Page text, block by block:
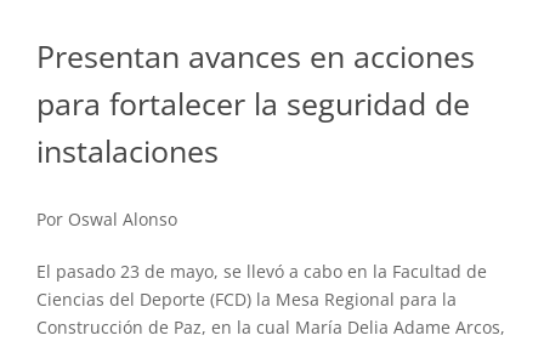
Presentan avances en acciones
para fortalecer la seguridad de
instalaciones
Por Oswal Alonso
El pasado 23 de mayo, se llevó a cabo en la Facultad de
Ciencias del Deporte (FCD) la Mesa Regional para la
Construcción de Paz, en la cual María Delia Adame Arcos,